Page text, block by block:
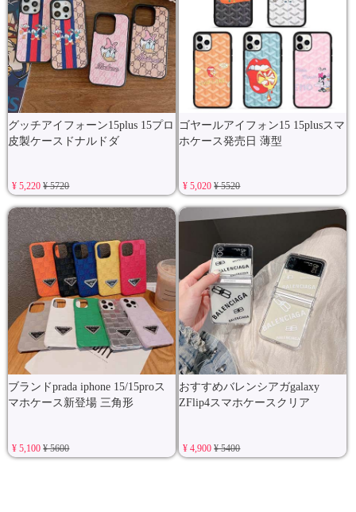
グッチアイフォーン15plus 15プロ
皮製ケースドナルドダ
¥ 5,220¥ 5720
ゴヤールアイフォン15 15plusスマ
ホケース発売日 薄型
¥ 5,020¥ 5520
ブランドprada iphone 15/15proス
マホケース新登場 三角形
¥ 5,100¥ 5600
おすすめバレンシアガgalaxy
ZFlip4スマホケースクリア
¥ 4,900¥ 5400